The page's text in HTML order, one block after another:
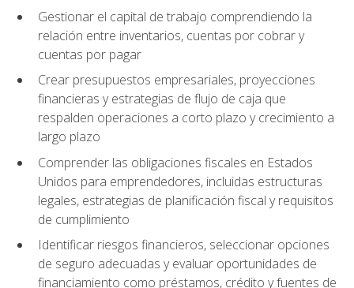
Gestionar el capital de trabajo comprendiendo la
relación entre inventarios, cuentas por cobrar y
cuentas por pagar
Crear presupuestos empresariales, proyecciones
financieras y estrategias de flujo de caja que
respalden operaciones a corto plazo y crecimiento a
largo plazo
Comprender las obligaciones fiscales en Estados
Unidos para emprendedores, incluidas estructuras
legales, estrategias de planificación fiscal y requisitos
de cumplimiento
Identificar riesgos financieros, seleccionar opciones
de seguro adecuadas y evaluar oportunidades de
financiamiento como préstamos, crédito y fuentes de